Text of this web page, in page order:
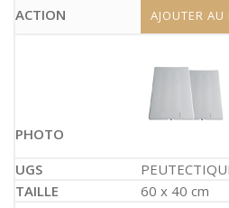
AJOUTER AU
60 x 40 cm